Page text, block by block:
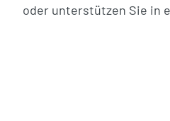
oder unterstützen Sie in